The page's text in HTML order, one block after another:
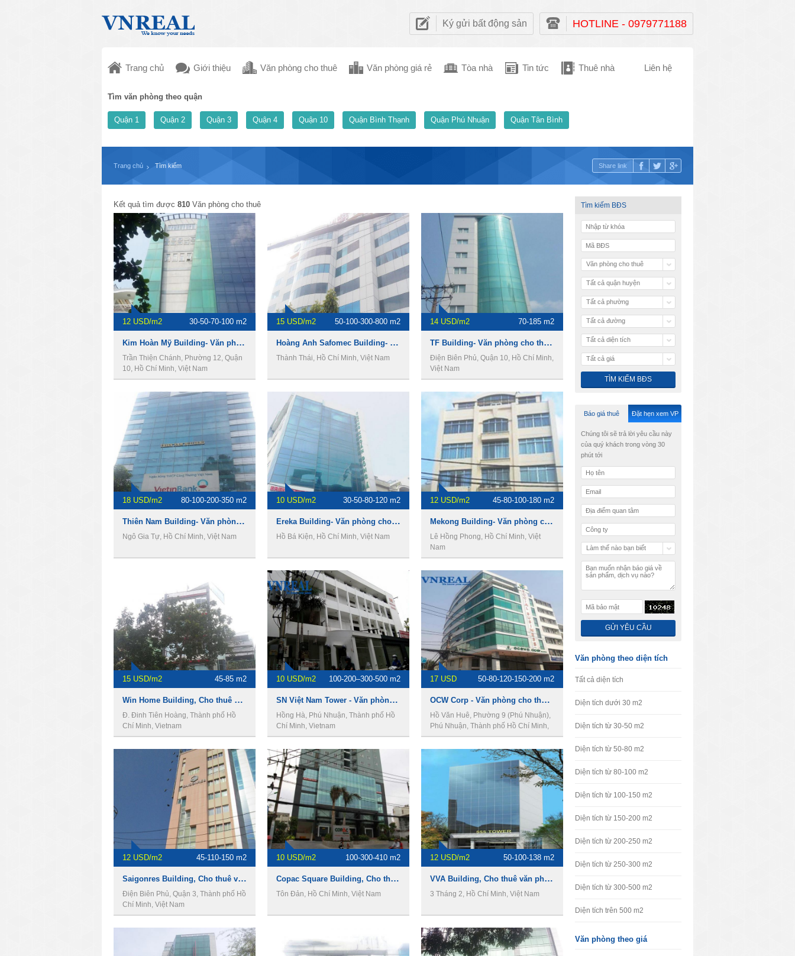
Ký gửi bất động sản HOTLINE - 0979771188
Trang chủ Giới thiệu Văn phòng cho thuê Văn phòng giá rẻ Tòa nhà Tin tức Thuê nhà Liên hệ
Tìm văn phòng theo quận
Quận 1 Quận 2 Quận 3 Quận 4 Quận 10 Quận Bình Thạnh Quận Phú Nhuận Quận Tân Bình
Trang chủ Tìm kiếm Share link
Kết quả tìm được 810 Văn phòng cho thuê
12 USD/m2 30-50-70-100 m2
Kim Hoàn Mỹ Building- Văn phòng cho thuê Quận 10
Trần Thiện Chánh, Phường 12, Quận
10, Hồ Chí Minh, Việt Nam
15 USD/m2 50-100-300-800 m2
Hoàng Anh Safomec Building- Văn phòng cho thuê Quận 10
Thành Thái, Hồ Chí Minh, Việt Nam
14 USD/m2 70-185 m2
TF Building- Văn phòng cho thuê Quận 10
Điện Biên Phủ, Quận 10, Hồ Chí Minh,
Việt Nam
18 USD/m2 80-100-200-350 m2
Thiên Nam Building- Văn phòng cho thuê Quận 10
Ngô Gia Tự, Hồ Chí Minh, Việt Nam
10 USD/m2 30-50-80-120 m2
Ereka Building- Văn phòng cho thuê Quận 10
Hồ Bá Kiện, Hồ Chí Minh, Việt Nam
12 USD/m2 45-80-100-180 m2
Mekong Building- Văn phòng cho thuê Quận 10
Lê Hồng Phong, Hồ Chí Minh, Việt
Nam
15 USD/m2 45-85 m2
Win Home Building, Cho thuê văn phòng Quận 1
Đ. Đinh Tiên Hoàng, Thành phố Hồ
Chí Minh, Vietnam
10 USD/m2 100-200–300-500 m2
SN Việt Nam Tower - Văn phòng cho thuê quận phú nhuận
Hồng Hà, Phú Nhuận, Thành phố Hồ
Chí Minh, Vietnam
17 USD 50-80-120-150-200 m2
OCW Corp - Văn phòng cho thuê quận phú nhuận
Hồ Văn Huê, Phường 9 (Phú Nhuận),
Phú Nhuận, Thành phố Hồ Chí Minh,
Vietnam
12 USD/m2 45-110-150 m2
Saigonres Building, Cho thuê văn phòng Quận Bình Thạnh
Điện Biên Phủ, Quận 3, Thành phố Hồ
Chí Minh, Việt Nam
10 USD/m2 100-300-410 m2
Copac Square Building, Cho thuê văn phòng Quận 4
Tôn Đản, Hồ Chí Minh, Việt Nam
12 USD/m2 50-100-138 m2
VVA Building, Cho thuê văn phòng Quận 10
3 Tháng 2, Hồ Chí Minh, Việt Nam
Tìm kiếm BĐS
Văn phòng cho thuê
Tất cả quận huyện
Tất cả phường
Tất cả đường
Tất cả diện tích
Tất cả giá
Báo giá thuê Đặt hẹn xem VP
Chúng tôi sẽ trả lời yêu cầu này
của quý khách trong vòng 30
phút tới
Làm thế nào bạn biết
Văn phòng theo diện tích
Tất cả diện tích
Diện tích dưới 30 m2
Diện tích từ 30-50 m2
Diện tích từ 50-80 m2
Diện tích từ 80-100 m2
Diện tích từ 100-150 m2
Diện tích từ 150-200 m2
Diện tích từ 200-250 m2
Diện tích từ 250-300 m2
Diện tích từ 300-500 m2
Diện tích trên 500 m2
Văn phòng theo giá